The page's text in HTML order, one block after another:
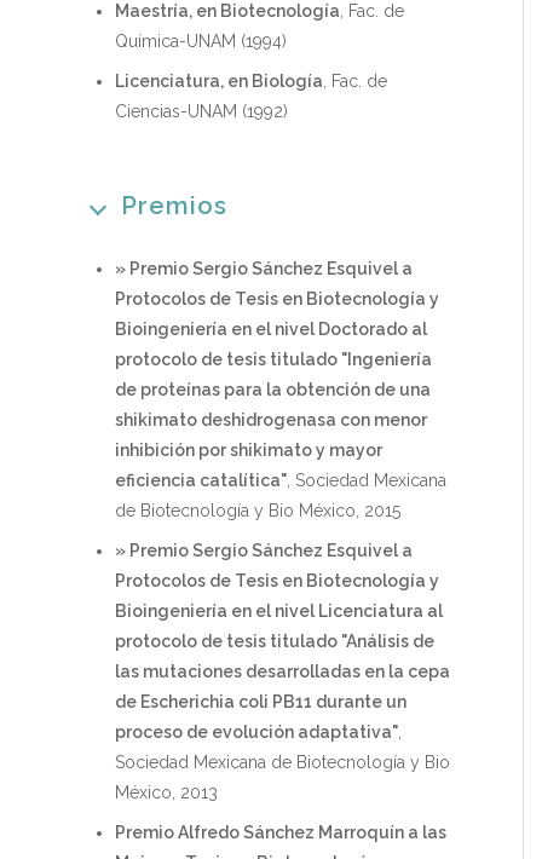
Maestría, en Biotecnología, Fac. de
Química-UNAM (1994)
Licenciatura, en Biología, Fac. de
Ciencias-UNAM (1992)
Premios
» Premio Sergio Sánchez Esquivel a
Protocolos de Tesis en Biotecnología y
Bioingeniería en el nivel Doctorado al
protocolo de tesis titulado "Ingeniería
de proteínas para la obtención de una
shikimato deshidrogenasa con menor
inhibición por shikimato y mayor
eficiencia catalítica", Sociedad Mexicana
de Biotecnología y Bio México, 2015
» Premio Sergio Sánchez Esquivel a
Protocolos de Tesis en Biotecnología y
Bioingeniería en el nivel Licenciatura al
protocolo de tesis titulado "Análisis de
las mutaciones desarrolladas en la cepa
de Escherichia coli PB11 durante un
proceso de evolución adaptativa",
Sociedad Mexicana de Biotecnología y Bio
México, 2013
Premio Alfredo Sánchez Marroquín a las